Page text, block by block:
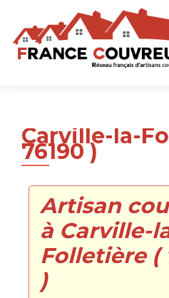
Carville-la-
76190 )
Artisan
à Carville-
Folletière (
)